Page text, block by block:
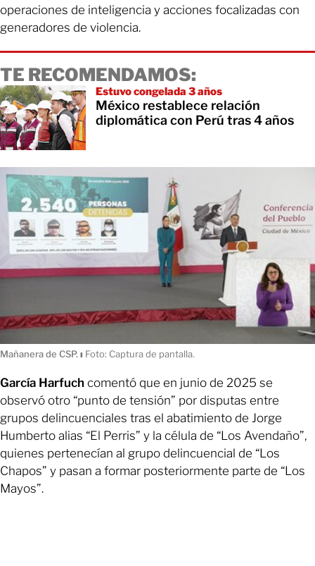
operaciones de inteligencia y acciones focalizadas con
generadores de violencia.
TE RECOMENDAMOS:
Estuvo congelada 3 años
México restablece relación
diplomática con Perú tras 4 años
Mañanera de CSP. ı Foto: Captura de pantalla.
García Harfuch comentó que en junio de 2025 se
observó otro “punto de tensión” por disputas entre
grupos delincuenciales tras el abatimiento de Jorge
Humberto alias “El Perris” y la célula de “Los Avendaño”,
quienes pertenecían al grupo delincuencial de “Los
Chapos” y pasan a formar posteriormente parte de “Los
Mayos”.